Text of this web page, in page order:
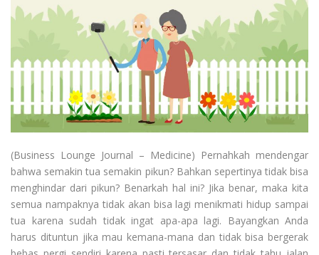
(Business Lounge Journal – Medicine) Pernahkah mendengar
bahwa semakin tua semakin pikun? Bahkan sepertinya tidak bisa
menghindar dari pikun? Benarkah hal ini? Jika benar, maka kita
semua nampaknya tidak akan bisa lagi menikmati hidup sampai
tua karena sudah tidak ingat apa-apa lagi. Bayangkan Anda
harus dituntun jika mau kemana-mana dan tidak bisa bergerak